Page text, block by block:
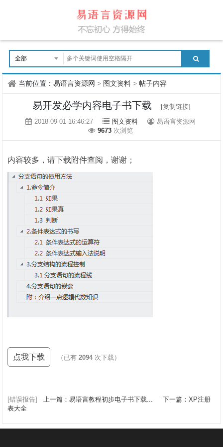
当前位置：易语言资源网 > 图文资料 >帖子内容
易开发必学内容电子书下载
[复制链接]
2018-09-01 16:46:27
图文资料
易语言资源网
9673 次浏览
内容较多，请下载附件查阅，谢谢；
点我下载 （已有2094 次下载）
[错误报告] 上一篇：易语言教程初步电子书下载...
下一篇：XP注册
表大全